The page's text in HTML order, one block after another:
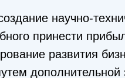
научно-
принести
развития
дополнительной